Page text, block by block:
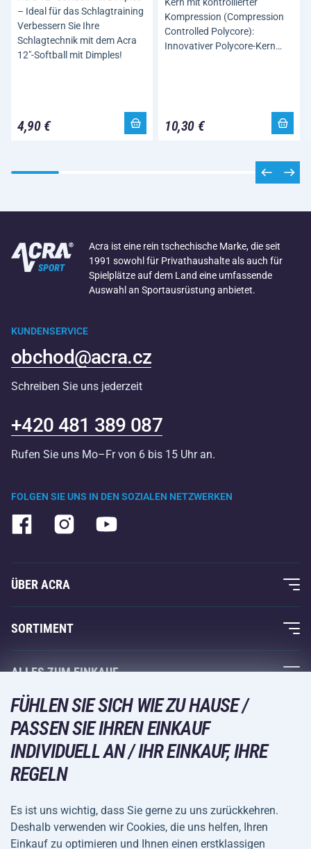
– Ideal für das Schlagtraining
Verbessern Sie Ihre
Schlagtechnik mit dem Acra
12"-Softball mit Dimples!
4,90 €
Kompression (Compression
Controlled Polycore):
Innovativer Polycore-Kern…
10,30 €
Acra ist eine rein tschechische Marke, die seit
1991 sowohl für Privathaushalte als auch für
Spielplätze auf dem Land eine umfassende
Auswahl an Sportausrüstung anbietet.
FOLGEN SIE UNS IN DEN SOZIALEN NETZWERKEN
KUNDENSERVICE
obchod@acra.cz
Schreiben Sie uns jederzeit
+420 481 389 087
Rufen Sie uns Mo–Fr von 6 bis 15 Uhr an.
ÜBER ACRA
Über uns
Acra-Garantie
Kontakte
Großhandel
Einkaufsratgeber
SORTIMENT
Fitness und Krafttraining
Racketsportarten
Wintersport
Freizeit und Unterhaltung
Camping und Wandern
Fahrräder und Roller
ALLES ZUM EINKAUF
Acra-Garantie
Rückgabe und Reklamationen
VERSANDARTEN
ZAHLUNGSARTEN
FÜHLEN SIE SICH WIE ZU HAUSE /
PASSEN SIE IHREN EINKAUF
INDIVIDUELL AN / IHR EINKAUF, IHRE
REGELN
Es ist uns wichtig, dass Sie gerne zu uns zurückkehren.
Deshalb verwenden wir Cookies, die uns helfen, Ihren
Einkauf zu optimieren und Ihnen einen erstklassigen